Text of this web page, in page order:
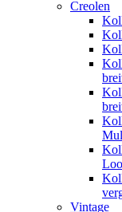
Creolen
Vintage